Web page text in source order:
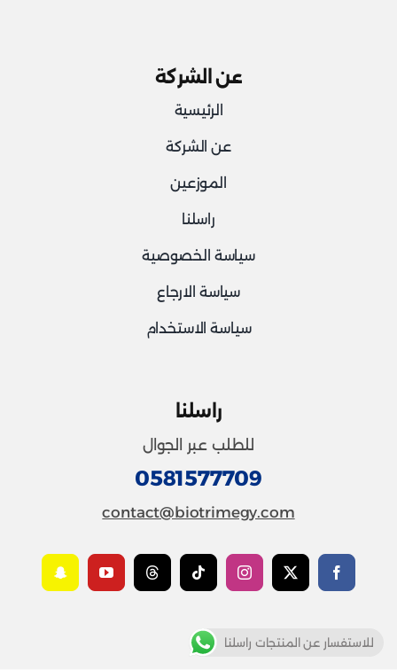
عن الشركة
الرئيسية
عن الشركة
الموزعين
راسلنا
سياسة الخصوصية
سياسة الارجاع
سياسة الاستخدام
راسلنا
للطلب عبر الجوال
0581577709
contact@biotrimegy.com
للاستفسار عن المنتجات راسلنا